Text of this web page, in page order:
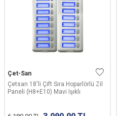
Çet-San
Çetsan 18'li Çift Sıra Hoparlörlü Zil
Paneli (H8+E10) Mavi Işıklı